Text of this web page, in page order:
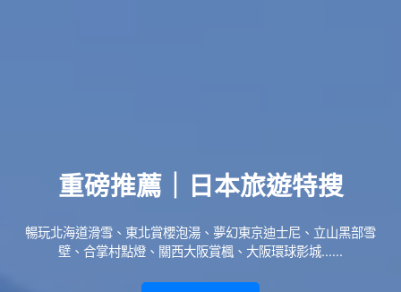
重磅推薦｜日本旅遊特搜
暢玩北海道滑雪、東北賞櫻泡湯、夢幻東京迪士尼、立山黑部雪
壁、合掌村點燈、關西大阪賞楓、大阪環球影城......